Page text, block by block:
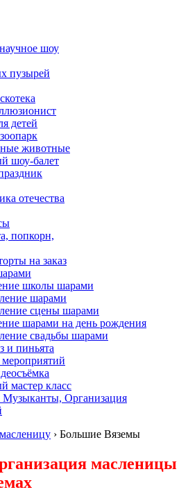
шоу
пузырей
детей
животные
шоу-балет
отечества
попкорн,
на заказ
школы шарами
шарами
сцены шарами
шарами на день рождения
свадьбы шарами
и пиньята
мастер класс
Организация
› Большие Вяземы
масленицы